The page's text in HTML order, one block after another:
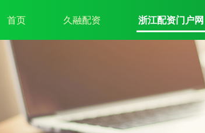
首页 久融配资 浙江配资门户网